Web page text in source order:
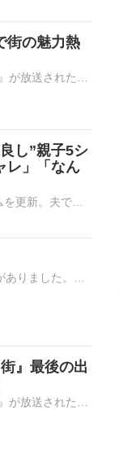
街の魅力熱
し”親子5シ
レ」「なん
』最後の出